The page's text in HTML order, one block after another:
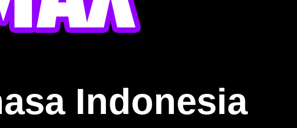
Indonesia